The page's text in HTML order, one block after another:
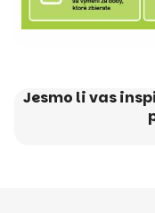
Jesmo li vas